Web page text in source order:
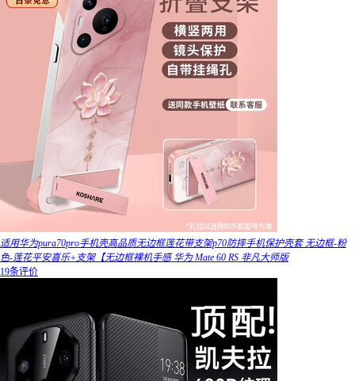
适用华为pura70pro手机壳高品质无边框莲花带支架p70防摔手机保护壳套 无边框-粉
色-莲花平安喜乐+支架【无边框裸机手感 华为 Mate 60 RS 非凡大师版
19条评价